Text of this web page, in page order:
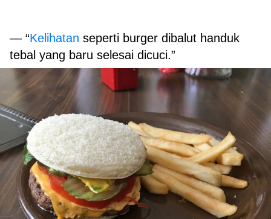
— “Kelihatan seperti burger dibalut handuk
tebal yang baru selesai dicuci.”